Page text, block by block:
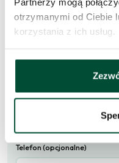
otrzymanymi od Ciebie
korzystania z ich usług.
Skontaktujemy się w
E-mail
Telefon (opcjonalne)